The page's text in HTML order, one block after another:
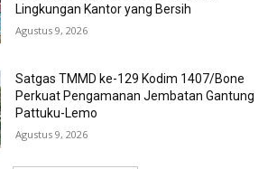
Lingkungan Kantor yang Bersih
Agustus 9, 2026
Satgas TMMD ke-129 Kodim 1407/Bone
Perkuat Pengamanan Jembatan Gantung
Pattuku-Lemo
Agustus 9, 2026